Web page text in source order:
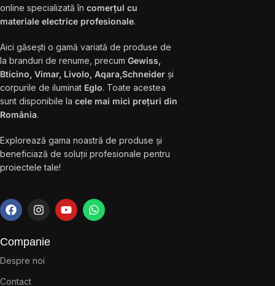
online specializată în comerțul cu
materiale electrice profesionale.
Aici găsești o gamă variată de produse de
la branduri de renume, precum Gewiss,
Bticino, Vimar, Livolo, Aqara,Schneider și
corpurile de iluminat Eglo. Toate acestea
sunt disponibile la cele mai mici prețuri din
România.
Explorează gama noastră de produse și
beneficiază de soluții profesionale pentru
proiectele tale!
Companie
Despre noi
Contact